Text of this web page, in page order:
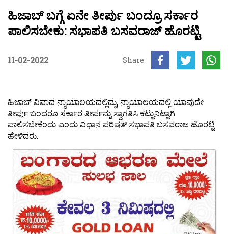
ಹಿಜಾಬ್ ಬಗ್ಗೆ ಏನೇ ತೀರ್ಪು ಬಂದ್ರೂ ಸರ್ಕಾರ
ಪಾಲಿಸಬೇಕು: ಸಭಾಪತಿ ಬಸವರಾಜ್ ಹೊರಟ್ಟಿ
11-02-2022 Share
ಹಿಜಾಬ್ ವಿವಾದ ನ್ಯಾಯಾಲಯದಲ್ಲಿದ್ದು, ನ್ಯಾಯಾಲಯದಲ್ಲಿ ಯಾವುದೇ
ತೀರ್ಪು ಬಂದರೂ ಸರ್ಕಾರ ತೀರ್ಪನ್ನು ಸ್ವಾಗತಿಸಿ ಕಟ್ಟುನಿಟ್ಟಾಗಿ
ಪಾಲಿಸಬೇಕೆಂದು ಎಂದು ವಿಧಾನ ಪರಿಷತ್ ಸಭಾಪತಿ ಬಸವರಾಜ ಹೊರಟ್ಟಿ
ಹೇಳಿದರು.